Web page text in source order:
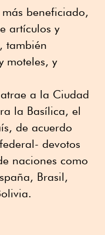
beneficiado,
artículos y
también
moteles, y
atrae a la Ciudad
la Basílica, el
de acuerdo
devotos
naciones como
Brasil,